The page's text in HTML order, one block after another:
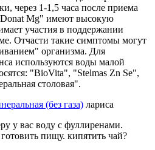
через 1-1,5 часа после приема
Mg" имеют высокую
участия в поддержании
Отчасти такие симптомы могут
организма. Для
используются воды малой
"BioVita", "Stelmas Zn Se",
столовая".
(без газа) лариса
у вас воду с фуллиренами.
пищу. кипятить чай?